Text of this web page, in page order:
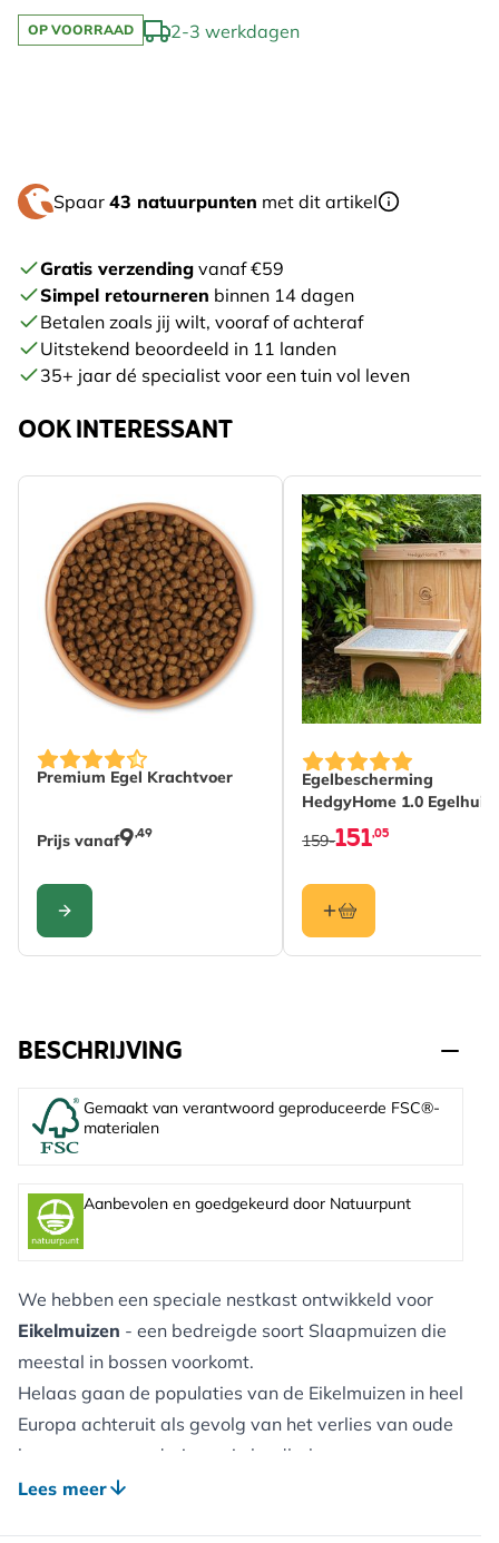
OP VOORRAAD 2-3 werkdagen
Spaar 43 natuurpunten met dit artikel
Gratis verzending vanaf €59
Simpel retourneren binnen 14 dagen
Betalen zoals jij wilt, vooraf of achteraf
Uitstekend beoordeeld in 11 landen
35+ jaar dé specialist voor een tuin vol leven
OOK INTERESSANT
Premium Egel Krachtvoer
The price depends on the options chosen on the
Prijs vanaf9,49
CONFIGURE
Egelbescherming
HedgyHome 1.0 Egelhuis
151,05
159-
BESCHRIJVING
Gemaakt van verantwoord geproduceerde FSC®-
materialen
Aanbevolen en goedgekeurd door Natuurpunt
We hebben een speciale nestkast ontwikkeld voor
Eikelmuizen - een bedreigde soort Slaapmuizen die
meestal in bossen voorkomt.
Helaas gaan de populaties van de Eikelmuizen in heel
Europa achteruit als gevolg van het verlies van oude
bossen en veranderingen in landbeheer.
Hoewel ze 10-15 cm groot zijn - groter dan
Lees meer